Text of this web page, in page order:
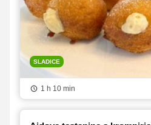
SLADICE
1 h 10 min